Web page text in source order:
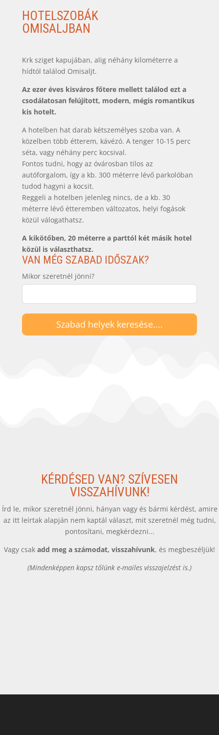
HOTELSZOBÁK
OMISALJBAN
Krk sziget kapujában, alig néhány kilométerre a
hídtól találod Omisaljt.
Az ezer éves kisváros főtere mellett találod ezt a
csodálatosan felújított, modern, mégis romantikus
kis hotelt.
A hotelben hat darab kétszemélyes szoba van. A
közelben több étterem, kávézó. A tenger 10-15 perc
séta, vagy néhány perc kocsival.
Fontos tudni, hogy az óvárosban tilos az
autóforgalom, így a kb. 300 méterre lévő parkolóban
tudod hagyni a kocsit.
Reggeli a hotelben jelenleg nincs, de a kb. 30
méterre lévő étteremben változatos, helyi fogások
közül válogathatsz.
A kikötőben, 20 méterre a parttól két másik hotel
közül is választhatsz.
VAN MÉG SZABAD IDŐSZAK?
Mikor szeretnél jönni?
Szabad helyek keresése....
KÉRDÉSED VAN? SZÍVESEN
VISSZAHÍVUNK!
Írd le, mikor szeretnél jönni, hányan vagy és bármi kérdést, amire
az itt leírtak alapján nem kaptál választ, mit szeretnél még tudni,
pontosítani, megkérdezni...
Vagy csak add meg a számodat, visszahívunk, és megbeszéljük!
(Mindenképpen kapsz tőlünk e-mailes visszajelzést is.)